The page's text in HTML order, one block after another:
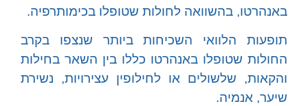
באנהרטו, בהשוואה לחולות שטופלו בכימותרפיה.
תופעות הלוואי השכיחות ביותר שנצפו בקרב
החולות שטופלו באנהרטו כללו בין השאר בחילות
והקאות, שלשולים או לחילופין עצירויות, נשירת
שיער, אנמיה.